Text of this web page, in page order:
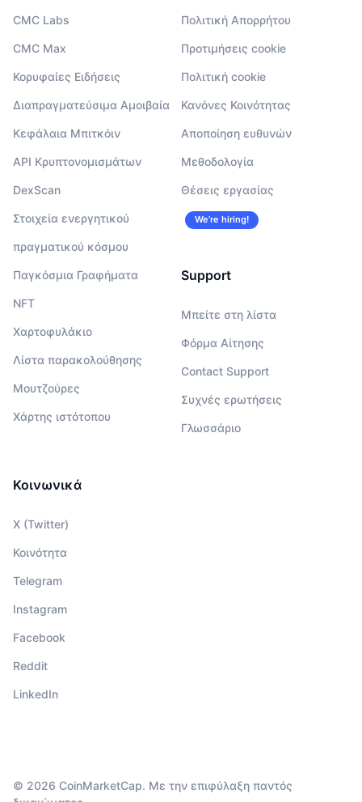
CMC Labs
CMC Max
Κορυφαίες Ειδήσεις
Διαπραγματεύσιμα Αμοιβαία
Κεφάλαια Μπιτκόιν
API Κρυπτονομισμάτων
DexScan
Στοιχεία ενεργητικού
πραγματικού κόσμου
Παγκόσμια Γραφήματα
NFT
Χαρτοφυλάκιο
Λίστα παρακολούθησης
Μουτζούρες
Χάρτης ιστότοπου
Πολιτική Απορρήτου
Προτιμήσεις cookie
Πολιτική cookie
Κανόνες Κοινότητας
Αποποίηση ευθυνών
Μεθοδολογία
Θέσεις εργασίας
We’re hiring!
Support
Μπείτε στη λίστα
Φόρμα Αίτησης
Contact Support
Συχνές ερωτήσεις
Γλωσσάριο
Κοινωνικά
X (Twitter)
Κοινότητα
Telegram
Instagram
Facebook
Reddit
LinkedIn
© 2026 CoinMarketCap. Με την επιφύλαξη παντός